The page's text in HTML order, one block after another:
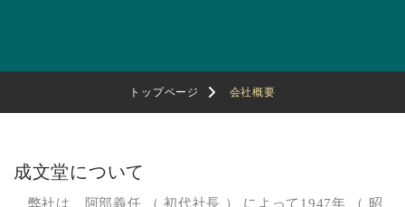
社会学
トップページ 会社概要
成文堂について
弊社は、阿部義任 （ 初代社長 ） によって1947年 （ 昭